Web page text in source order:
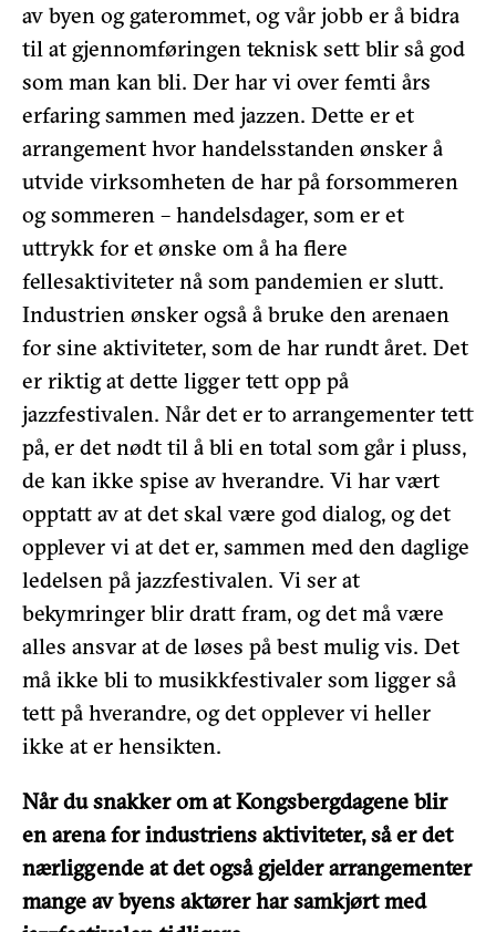
av byen og gaterommet, og vår jobb er å bidra
til at gjennomføringen teknisk sett blir så god
som man kan bli. Der har vi over femti års
erfaring sammen med jazzen. Dette er et
arrangement hvor handelsstanden ønsker å
utvide virksomheten de har på forsommeren
og sommeren – handelsdager, som er et
uttrykk for et ønske om å ha flere
fellesaktiviteter nå som pandemien er slutt.
Industrien ønsker også å bruke den arenaen
for sine aktiviteter, som de har rundt året. Det
er riktig at dette ligger tett opp på
jazzfestivalen. Når det er to arrangementer tett
på, er det nødt til å bli en total som går i pluss,
de kan ikke spise av hverandre. Vi har vært
opptatt av at det skal være god dialog, og det
opplever vi at det er, sammen med den daglige
ledelsen på jazzfestivalen. Vi ser at
bekymringer blir dratt fram, og det må være
alles ansvar at de løses på best mulig vis. Det
må ikke bli to musikkfestivaler som ligger så
tett på hverandre, og det opplever vi heller
ikke at er hensikten.
Når du snakker om at Kongsbergdagene blir
en arena for industriens aktiviteter, så er det
nærliggende at det også gjelder arrangementer
mange av byens aktører har samkjørt med